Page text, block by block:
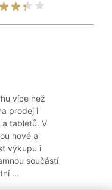
více než
prodej i
a tabletů. V
nové a
výkupu i
součástí
...